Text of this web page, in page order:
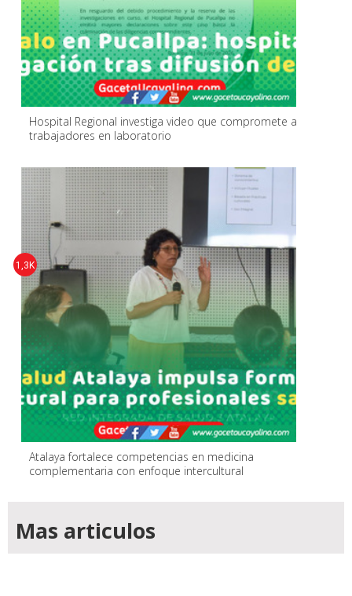
Hospital Regional investiga video que compromete a
trabajadores en laboratorio
Atalaya fortalece competencias en medicina
complementaria con enfoque intercultural
1,3K
Mas articulos